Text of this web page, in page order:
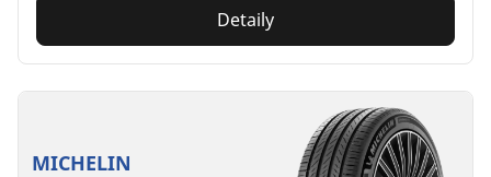
Detaily
MICHELIN